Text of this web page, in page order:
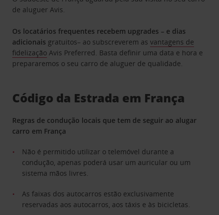
de aluguer Avis.
Os locatários frequentes recebem upgrades – e dias
adicionais gratuitos– ao subscreverem asvantagens de
fidelização Avis Preferred. Basta definir uma data e hora e
prepararemos o seu carro de aluguer de qualidade.
Código da Estrada em França
Regras de condução locais que tem de seguir ao alugar
carro em França
Não é permitido utilizar o telemóvel durante a
condução, apenas poderá usar um auricular ou um
sistema mãos livres.
As faixas dos autocarros estão exclusivamente
reservadas aos autocarros, aos táxis e às bicicletas.